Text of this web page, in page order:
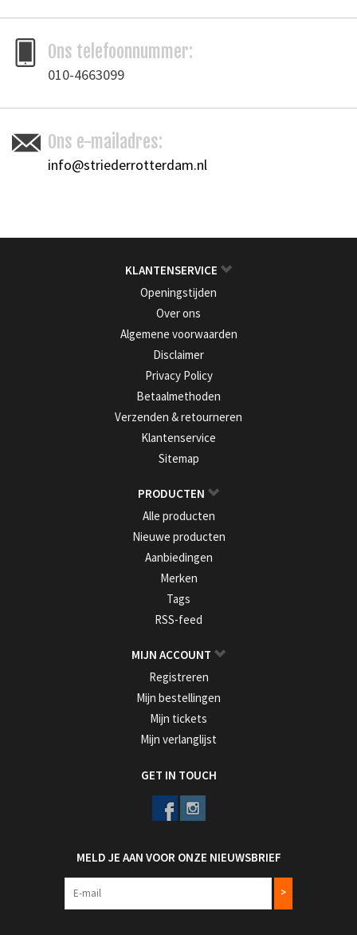
Toevoegen om te vergelijken/Afdrukken
Ons telefoonnummer:
010-4663099
Ons e-mailadres:
info@striederrotterdam.nl
KLANTENSERVICE
Openingstijden
Over ons
Algemene voorwaarden
Disclaimer
Privacy Policy
Betaalmethoden
Verzenden & retourneren
Klantenservice
Sitemap
PRODUCTEN
Alle producten
Nieuwe producten
Aanbiedingen
Merken
Tags
RSS-feed
MIJN ACCOUNT
Registreren
Mijn bestellingen
Mijn tickets
Mijn verlanglijst
GET IN TOUCH
MELD JE AAN VOOR ONZE NIEUWSBRIEF
>